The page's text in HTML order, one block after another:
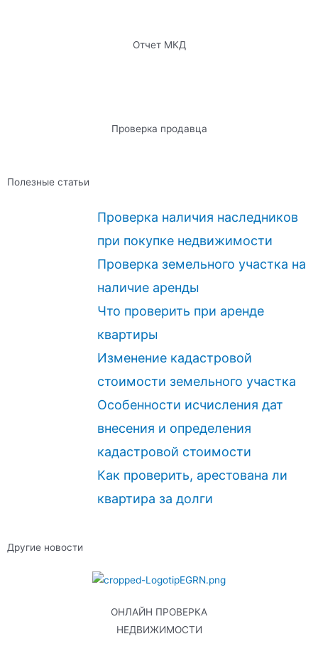
Отчет МКД
Проверка продавца
Полезные статьи
Проверка наличия наследников
при покупке недвижимости
Проверка земельного участка на
наличие аренды
Что проверить при аренде
квартиры
Изменение кадастровой
стоимости земельного участка
Особенности исчисления дат
внесения и определения
кадастровой стоимости
Как проверить, арестована ли
квартира за долги
Другие новости
ОНЛАЙН ПРОВЕРКА
НЕДВИЖИМОСТИ